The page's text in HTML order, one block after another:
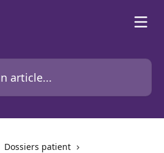
Dossiers patient